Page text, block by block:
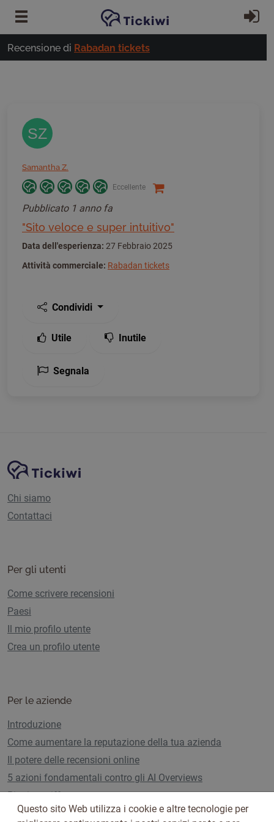
Vai al contenuto principale
Recensione di Rabadan tickets
SZ
Samantha Z.
Eccellente
Pubblicato 1 anno fa
"Sito veloce e super intuitivo"
Data dell'esperienza: 27 Febbraio 2025
Attività commerciale: Rabadan tickets
Condividi
Utile Inutile
Segnala
Navigazione del sito
Piattaforma Tickiwi
Chi siamo
Contattaci
Per gli utenti
Come scrivere recensioni
Paesi
Il mio profilo utente
Crea un profilo utente
Per le aziende
Introduzione
Come aumentare la reputazione della tua azienda
Il potere delle recensioni online
5 azioni fondamentali contro gli AI Overviews
Piani e tariffe
Questo sito Web utilizza i cookie e altre tecnologie per